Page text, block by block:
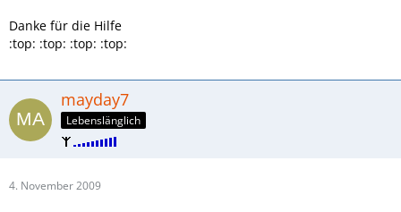
Danke für die Hilfe
:top: :top: :top: :top:
mayday7
Lebenslänglich
4. November 2009